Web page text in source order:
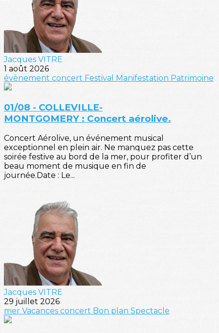
Jacques VITRE
1 août 2026
évènement concert Festival Manifestation Patrimoine
01/08 - COLLEVILLE-
MONTGOMERY : Concert aérolive.
Concert Aérolive, un événement musical
exceptionnel en plein air. Ne manquez pas cette
soirée festive au bord de la mer, pour profiter d’un
beau moment de musique en fin de
journée.Date : Le...
Jacques VITRE
29 juillet 2026
mer Vacances concert Bon plan Spectacle